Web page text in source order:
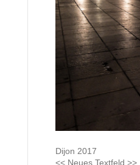
Dijon 2017
<< Neues Textfeld >>